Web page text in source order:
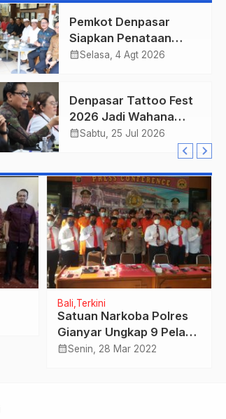
Pemkot Denpasar
Siapkan Penataan
Wajah Pusat Kota,
Prioritas
calendar_monthSelasa, 4 Agt 2026
Denpasar Tattoo Fest
2026 Jadi Wahana
Penguatan Ekonomi
calendar_monthSabtu, 25 Jul 2026
Bali Terkini
Satuan Narkoba Polres
Gianyar Ungkap 9 Pelaku
Pengedar dan Pemakai
calendar_monthSenin, 28 Mar 2022